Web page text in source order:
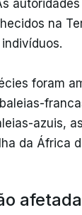
na
foram
azuis,
da África